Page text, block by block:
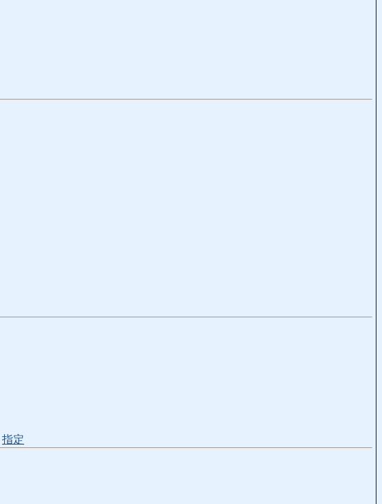
指定